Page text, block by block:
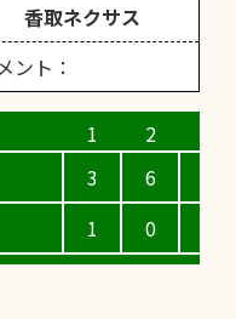
香取ネクサス
ント：
3
1
6
0